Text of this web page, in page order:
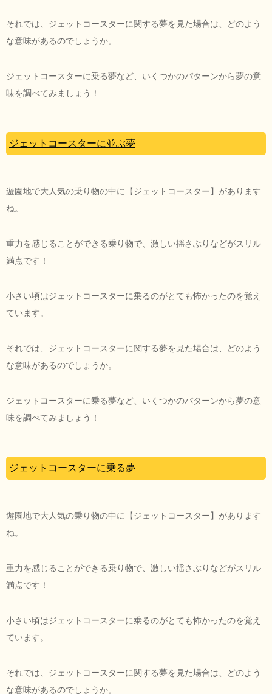
それでは、ジェットコースターに関する夢を見た場合は、どのよう
な意味があるのでしょうか。
ジェットコースターに乗る夢など、いくつかのパターンから夢の意
味を調べてみましょう！
ジェットコースターに並ぶ夢
遊園地で大人気の乗り物の中に【ジェットコースター】があります
ね。
重力を感じることができる乗り物で、激しい揺さぶりなどがスリル
満点です！
小さい頃はジェットコースターに乗るのがとても怖かったのを覚え
ています。
それでは、ジェットコースターに関する夢を見た場合は、どのよう
な意味があるのでしょうか。
ジェットコースターに乗る夢など、いくつかのパターンから夢の意
味を調べてみましょう！
ジェットコースターに乗る夢
遊園地で大人気の乗り物の中に【ジェットコースター】があります
ね。
重力を感じることができる乗り物で、激しい揺さぶりなどがスリル
満点です！
小さい頃はジェットコースターに乗るのがとても怖かったのを覚え
ています。
それでは、ジェットコースターに関する夢を見た場合は、どのよう
な意味があるのでしょうか。